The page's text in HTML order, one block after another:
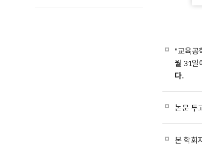
"교육공
월 31일
다.
논문 투
본 학회